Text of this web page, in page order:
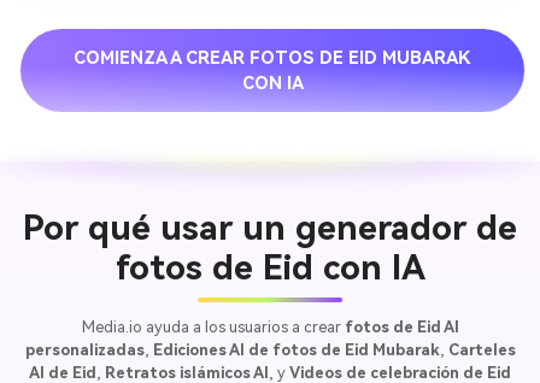
COMIENZA A CREAR FOTOS DE EID MUBARAK
CON IA
Por qué usar un generador de
fotos de Eid con IA
Media.io ayuda a los usuarios a crear fotos de Eid AI
personalizadas, Ediciones AI de fotos de Eid Mubarak Carteles
AI de Eid Retratos islámicos AI , y Videos de celebración de Eid